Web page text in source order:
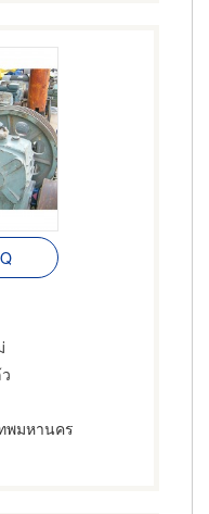
พมหานคร